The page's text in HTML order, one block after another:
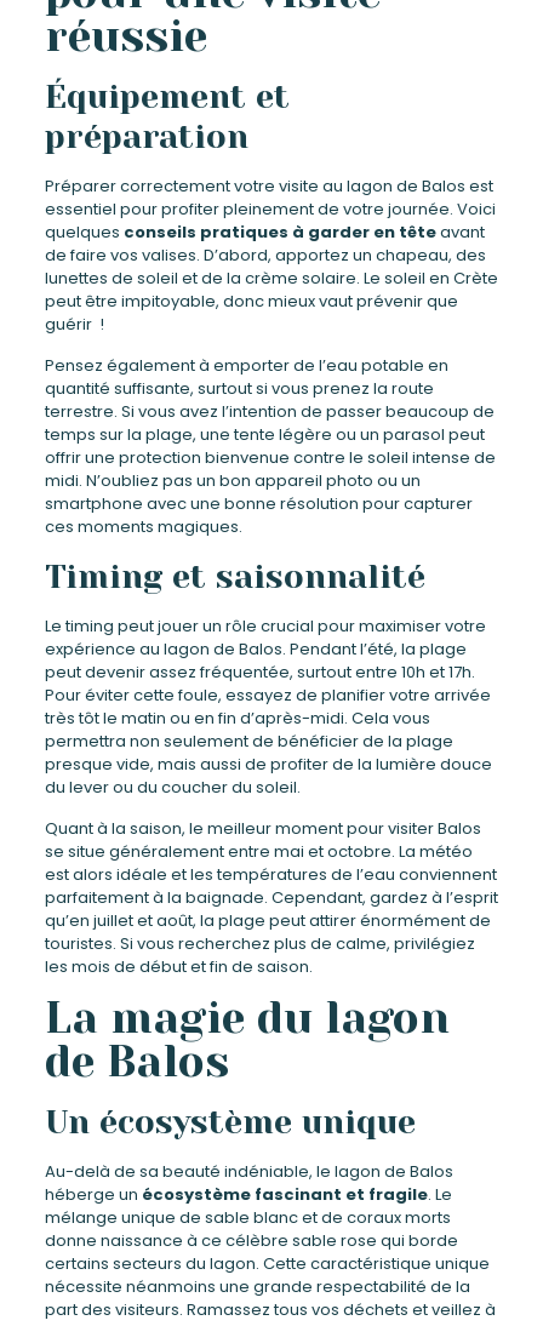
réussie
Équipement et
préparation
Préparer correctement votre visite au lagon de Balos est
essentiel pour profiter pleinement de votre journée. Voici
quelques conseils pratiques à garder en têteavant
de faire vos valises. D’abord, apportez un chapeau, des
lunettes de soleil et de la crème solaire. Le soleil en Crète
peut être impitoyable, donc mieux vaut prévenir que
guérir !
Pensez également à emporter de l’eau potable en
quantité suffisante, surtout si vous prenez la route
terrestre. Si vous avez l’intention de passer beaucoup de
temps sur la plage, une tente légère ou un parasol peut
offrir une protection bienvenue contre le soleil intense de
midi. N’oubliez pas un bon appareil photo ou un
smartphone avec une bonne résolution pour capturer
ces moments magiques.
Timing et saisonnalité
Le timing peut jouer un rôle crucial pour maximiser votre
expérience au lagon de Balos. Pendant l’été, la plage
peut devenir assez fréquentée, surtout entre 10h et 17h.
Pour éviter cette foule, essayez de planifier votre arrivée
très tôt le matin ou en fin d’après-midi. Cela vous
permettra non seulement de bénéficier de la plage
presque vide, mais aussi de profiter de la lumière douce
du lever ou du coucher du soleil.
Quant à la saison, le meilleur moment pour visiter Balos
se situe généralement entre mai et octobre. La météo
est alors idéale et les températures de l’eau conviennent
parfaitement à la baignade. Cependant, gardez à l’esprit
qu’en juillet et août, la plage peut attirer énormément de
touristes. Si vous recherchez plus de calme, privilégiez
les mois de début et fin de saison.
La magie du lagon
de Balos
Un écosystème unique
Au-delà de sa beauté indéniable, le lagon de Balos
héberge un écosystème fascinant et fragile. Le
mélange unique de sable blanc et de coraux morts
donne naissance à ce célèbre sable rose qui borde
certains secteurs du lagon. Cette caractéristique unique
nécessite néanmoins une grande respectabilité de la
part des visiteurs. Ramassez tous vos déchets et veillez à